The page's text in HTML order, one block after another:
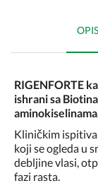
OPIS
RIGENFORTE
ishrani sa
Kliničkim
koji se ogleda u
debljine vlasi,
fazi rasta.